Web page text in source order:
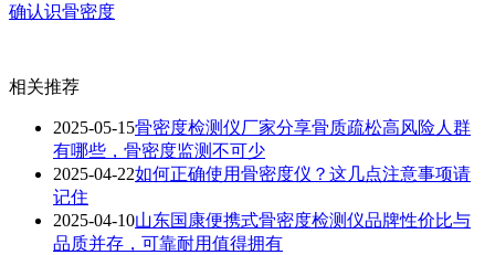
确认识骨密度
相关推荐
2025-05-15骨密度检测仪厂家分享骨质疏松高风险人群
有哪些，骨密度监测不可少
2025-04-22如何正确使用骨密度仪？这几点注意事项请
记住
2025-04-10山东国康便携式骨密度检测仪品牌性价比与
品质并存，可靠耐用值得拥有